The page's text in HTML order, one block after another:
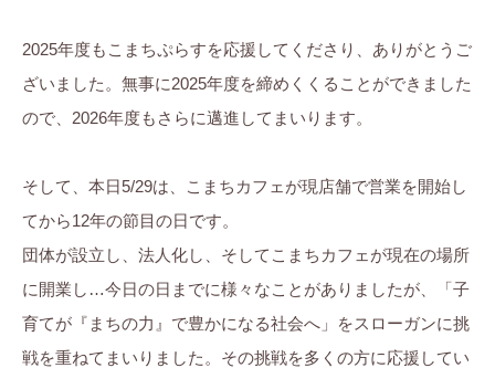
2025年度もこまちぷらすを応援してくださり、ありがとうご
ざいました。無事に2025年度を締めくくることができました
ので、2026年度もさらに邁進してまいります。
そして、本日5/29は、こまちカフェが現店舗で営業を開始し
てから12年の節目の日です。
団体が設立し、法人化し、そしてこまちカフェが現在の場所
に開業し…今日の日までに様々なことがありましたが、「子
育てが『まちの力』で豊かになる社会へ」をスローガンに挑
戦を重ねてまいりました。その挑戦を多くの方に応援してい